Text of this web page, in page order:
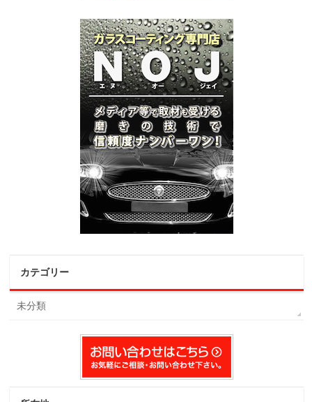
カテゴリー
未分類